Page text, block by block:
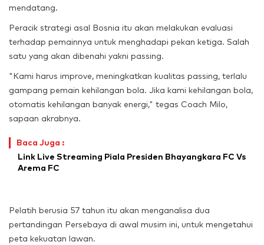
mendatang.
Peracik strategi asal Bosnia itu akan melakukan evaluasi
terhadap pemainnya untuk menghadapi pekan ketiga. Salah
satu yang akan dibenahi yakni passing.
"Kami harus improve, meningkatkan kualitas passing, terlalu
gampang pemain kehilangan bola. Jika kami kehilangan bola,
otomatis kehilangan banyak energi," tegas Coach Milo,
sapaan akrabnya.
Baca Juga :
Link Live Streaming Piala Presiden Bhayangkara FC Vs
Arema FC
Pelatih berusia 57 tahun itu akan menganalisa dua
pertandingan Persebaya di awal musim ini, untuk mengetahui
peta kekuatan lawan.